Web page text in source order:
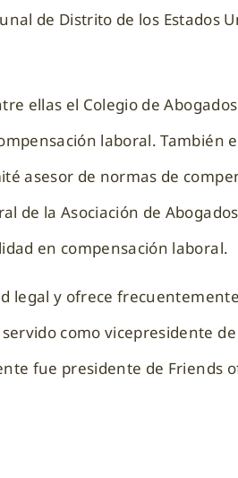
de Distrito de los Estados
ellas el Colegio de
laboral. También
asesor de normas de
de la Asociación de
en compensación laboral.
legal y ofrece
como vicepresidente
fue presidente de Friends